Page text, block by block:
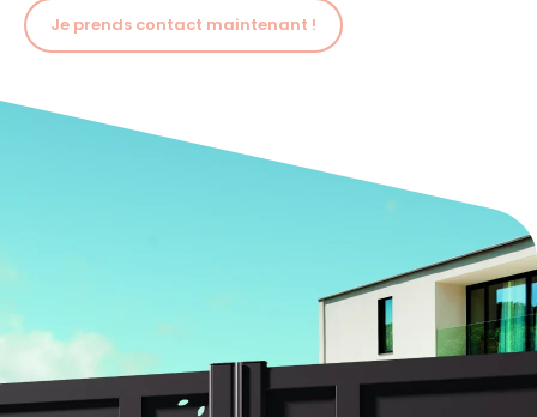
Je prends contact maintenant !